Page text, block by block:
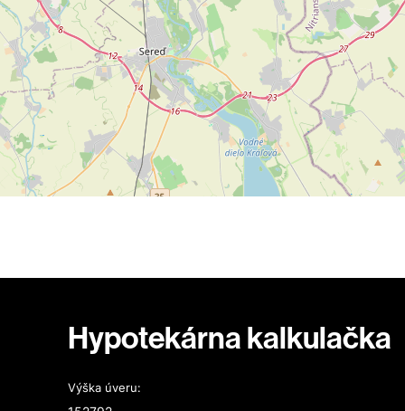
Hypotekárna kalkulačka
Výška úveru: